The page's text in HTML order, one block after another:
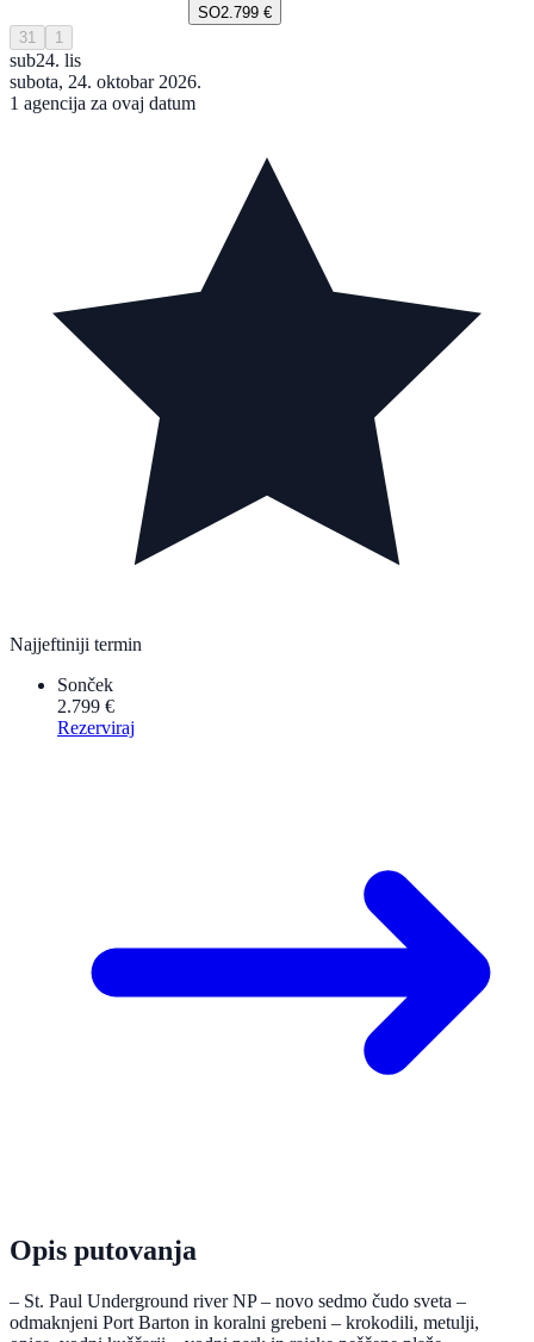
SO2.799 €
31 1
sub24. lis
subota, 24. oktobar 2026.
1 agencija za ovaj datum
Najjeftiniji termin
Sonček
2.799 €
Rezerviraj
Opis putovanja
– St. Paul Underground river NP – novo sedmo čudo sveta –
odmaknjeni Port Barton in koralni grebeni – krokodili, metulji,